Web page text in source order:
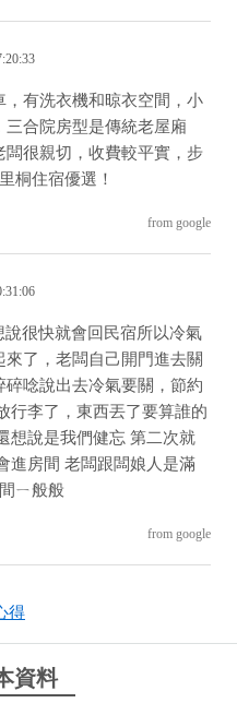
有洗衣機和晾衣空間，小
合院房型是傳統老屋廂
闆很親切，收費較平實，步
桐住宿優選！
from google
很快就會回民宿所以冷氣
了，老闆自己開門進去關
唸說出去冷氣要關，節約
行李了，東西丟了要算誰的
想說是我們健忘 第二次就
進房間 老闆跟闆娘人是滿
ㄧ般般
from google
為愛玩水找到這間 這次來
舊很舒服很乾淨 獨立空間
用想直接打電話來訂 停車
得
資料